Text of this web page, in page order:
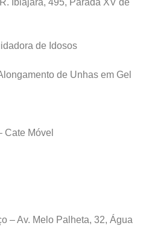
Ibiajara, 495, Parada XV de
de Idosos
de Unhas em Gel
Cate Móvel
– Av. Melo Palheta, 32, Água